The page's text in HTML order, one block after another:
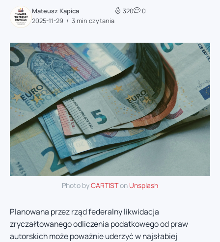
Mateusz Kapica
2025-11-29
3 min czytania
320 0
Photo byCARTISTon Unsplash
Planowana przez rząd federalny likwidacja
zryczałtowanego odliczenia podatkowego od praw
autorskich może poważnie uderzyć w najsłabiej